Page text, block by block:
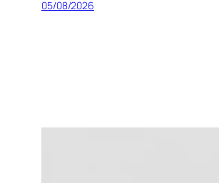
05/08/2026